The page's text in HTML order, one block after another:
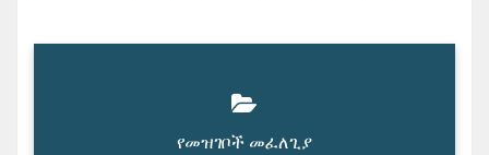
የመዝገቦች መፈለጊያ